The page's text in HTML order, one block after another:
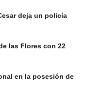
deja un policía
las Flores con 22
en la posesión de